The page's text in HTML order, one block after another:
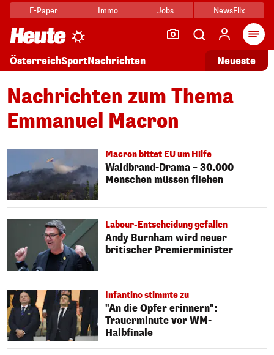
E-Paper Immo Jobs NewsFlix
ÖsterreichSportNachrichten Neueste
Nachrichten zum Thema
Emmanuel Macron
Macron bittet EU um Hilfe
Waldbrand-Drama – 30.000
Menschen müssen fliehen
Labour-Entscheidung gefallen
Andy Burnham wird neuer
britischer Premierminister
Infantino stimmte zu
"An die Opfer erinnern":
Trauerminute vor WM-
Halbfinale